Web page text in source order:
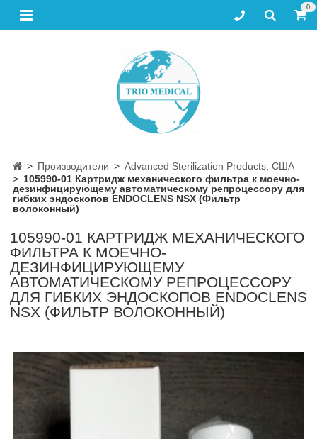
0
Производители
Advanced Sterilization Products, США
105990-01 Картридж механического фильтра к моечно-
дезинфицирующему автоматическому репроцессору для
гибких эндоскопов ENDOCLENS NSX (Фильтр
волоконный)
105990-01 КАРТРИДЖ МЕХАНИЧЕСКОГО
ФИЛЬТРА К МОЕЧНО-
ДЕЗИНФИЦИРУЮЩЕМУ
АВТОМАТИЧЕСКОМУ РЕПРОЦЕССОРУ
ДЛЯ ГИБКИХ ЭНДОСКОПОВ ENDOCLENS
NSX (ФИЛЬТР ВОЛОКОННЫЙ)